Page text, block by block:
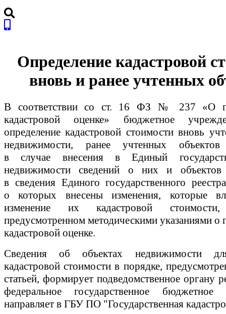
Определение кадастровой
вновь и ранее учтенных
В соответствии со ст. 16 ФЗ № 237 «О
кадастровой оценке» бюджетное
определение кадастровой стоимости вновь
недвижимости, ранее учтенных объектов
в случае внесения в Единый
недвижимости сведений о них и объектов
в сведения Единого государственного
о которых внесены изменения, которые
изменение их кадастровой
предусмотренном методическими указаниями о
кадастровой оценке.
Сведения об объектах недвижимости
кадастровой стоимости в порядке,
статьей, формирует подведомственное органу
федеральное государственное
направляет в ГБУ ПО "Государственная